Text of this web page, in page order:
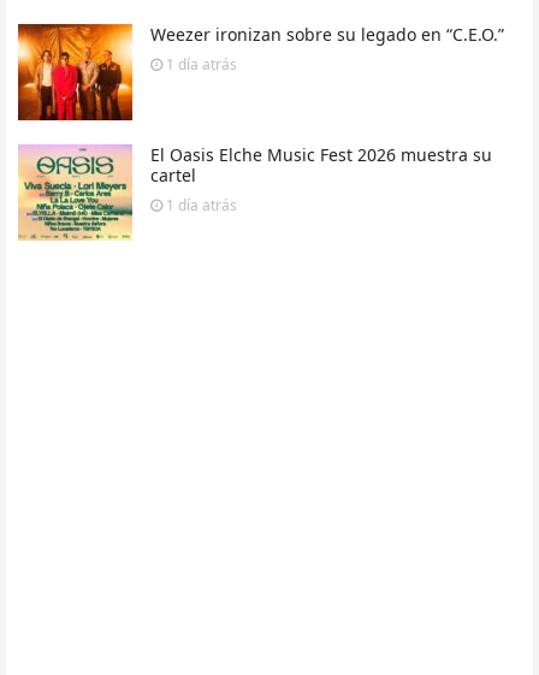
Weezer ironizan sobre su legado en “C.E.O.”
1 día atrás
El Oasis Elche Music Fest 2026 muestra su
cartel
1 día atrás